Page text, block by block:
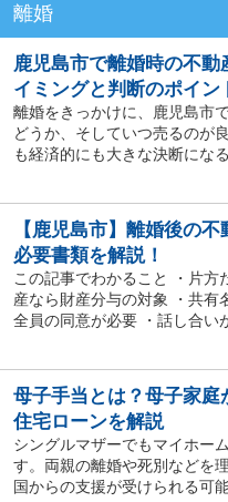
離婚
鹿児島市で離婚時の不
イミングと判断のポイン
離婚をきっかけに、鹿児島市
どうか、そしていつ売るのが
も経済的にも大きな決断にな
【鹿児島市】離婚後の
必要書類を解説！
この記事でわかること ・片方
産なら財産分与の対象 ・共有
全員の同意が必要 ・話し合い
母子手当とは？母子家
住宅ローンを解説
シングルマザーでもマイホー
す。両親の離婚や死別などを
国からの支援が受けられる可